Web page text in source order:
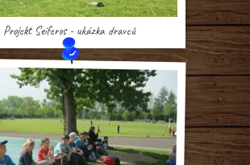
Projekt Seiferos - ukázka dravců